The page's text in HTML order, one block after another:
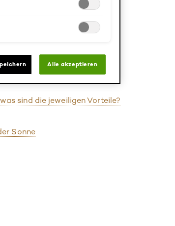
sind die jeweiligen Vorteile?
Sonne
Alle akzeptieren